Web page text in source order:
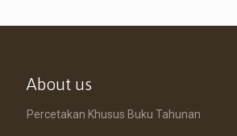
About us
Percetakan Khusus Buku Tahunan